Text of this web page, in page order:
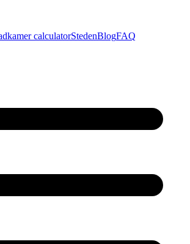
calculatorStedenBlogFAQ